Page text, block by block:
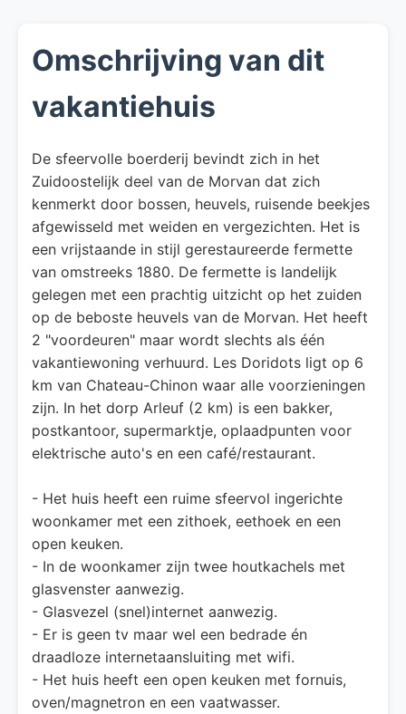
Omschrijving van dit
vakantiehuis
De sfeervolle boerderij bevindt zich in het
Zuidoostelijk deel van de Morvan dat zich
kenmerkt door bossen, heuvels, ruisende beekjes
afgewisseld met weiden en vergezichten. Het is
een vrijstaande in stijl gerestaureerde fermette
van omstreeks 1880. De fermette is landelijk
gelegen met een prachtig uitzicht op het zuiden
op de beboste heuvels van de Morvan. Het heeft
2 "voordeuren" maar wordt slechts als één
vakantiewoning verhuurd. Les Doridots ligt op 6
km van Chateau-Chinon waar alle voorzieningen
zijn. In het dorp Arleuf (2 km) is een bakker,
postkantoor, supermarktje, oplaadpunten voor
elektrische auto's en een café/restaurant.
- Het huis heeft een ruime sfeervol ingerichte
woonkamer met een zithoek, eethoek en een
open keuken.
- In de woonkamer zijn twee houtkachels met
glasvenster aanwezig.
- Glasvezel (snel)internet aanwezig.
- Er is geen tv maar wel een bedrade én
draadloze internetaansluiting met wifi.
- Het huis heeft een open keuken met fornuis,
oven/magnetron en een vaatwasser.